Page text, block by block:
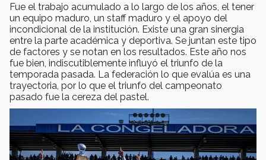
Fue el trabajo acumulado a lo largo de los años, el tener
un equipo maduro, un staff maduro y el apoyo del
incondicional de la institución. Existe una gran sinergia
entre la parte académica y deportiva. Se juntan este tipo
de factores y se notan en los resultados. Este año nos
fue bien, indiscutiblemente influyó el triunfo de la
temporada pasada. La federación lo que evalúa es una
trayectoria, por lo que el triunfo del campeonato
pasado fue la cereza del pastel.